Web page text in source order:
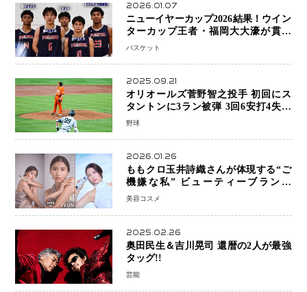
2026.01.07
ニューイヤーカップ2026結果！ウイン
ターカップ王者・福岡大大濠が貫禄
V！ 東山は“背番号継承”で新たな物語
バスケット
2025.09.21
オリオールズ菅野智之投手 初回にス
タントンに3ラン被弾 3回6安打4失点
で降板
野球
2026.01.26
ももクロ玉井詩織さんが体現する“ご
機嫌な私” ビューティーブランド
「iYON」が描く新しいスキンケア体
美容コスメ
2025.02.26
奥田民生＆吉川晃司 還暦の2人が最強
タッグ!!
芸能